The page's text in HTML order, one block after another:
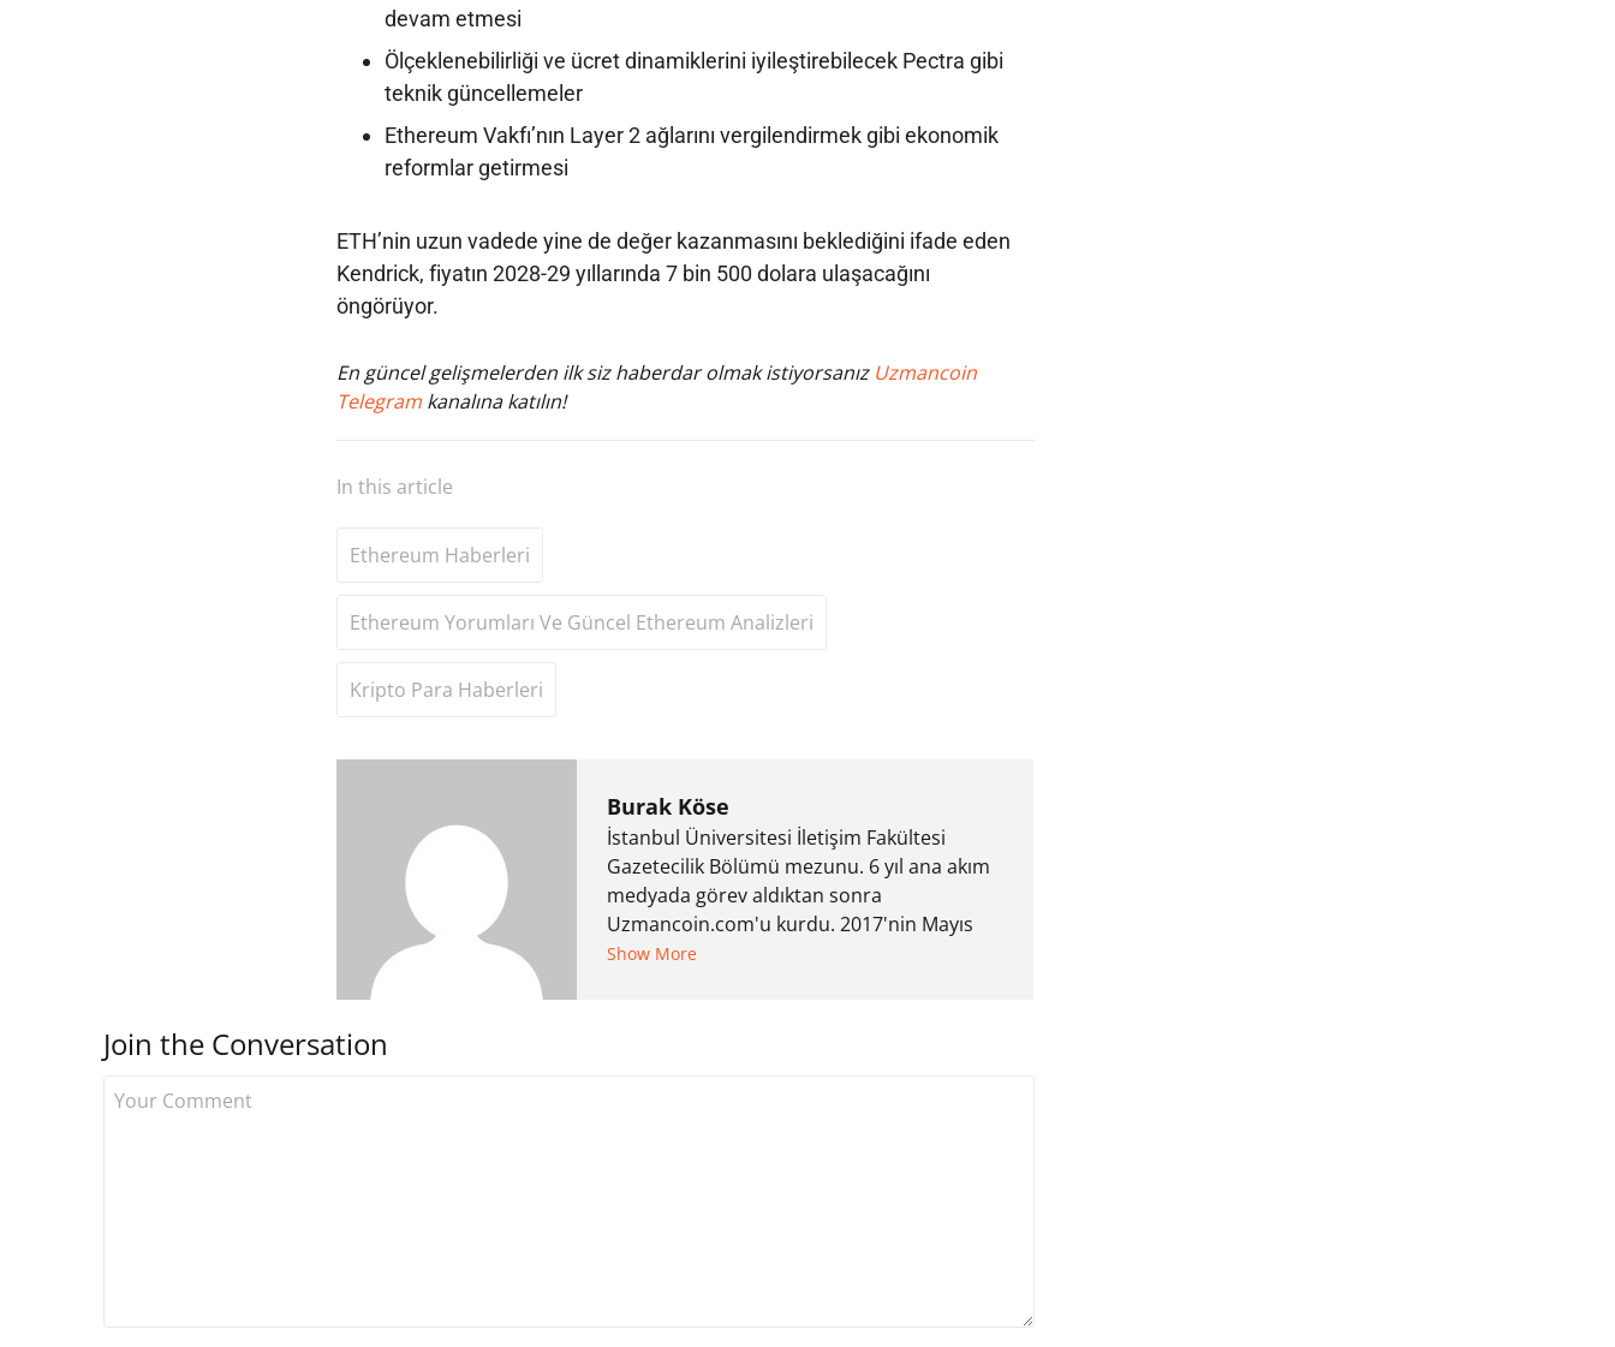
devam etmesi
Ölçeklenebilirliği ve ücret dinamiklerini iyileştirebilecek Pectra gibi
teknik güncellemeler
Ethereum Vakfı’nın Layer 2 ağlarını vergilendirmek gibi ekonomik
reformlar getirmesi
ETH’nin uzun vadede yine de değer kazanmasını beklediğini ifade eden
Kendrick, fiyatın 2028-29 yıllarında 7 bin 500 dolara ulaşacağını
öngörüyor.
En güncel gelişmelerden ilk siz haberdar olmak istiyorsanız Uzmancoin
Telegram kanalına katılın!
In this article
Ethereum Haberleri
Ethereum Yorumları Ve Güncel Ethereum Analizleri
Kripto Para Haberleri
Burak Köse
İstanbul Üniversitesi İletişim Fakültesi
Gazetecilik Bölümü mezunu. 6 yıl ana akım
medyada görev aldıktan sonra
Uzmancoin.com'u kurdu. 2017'nin Mayıs
ayından bu yana bilfiil kripto para
Show More
Join the Conversation